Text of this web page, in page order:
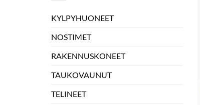
KYLPYHUONEET
NOSTIMET
RAKENNUSKONEET
TAUKOVAUNUT
TELINEET